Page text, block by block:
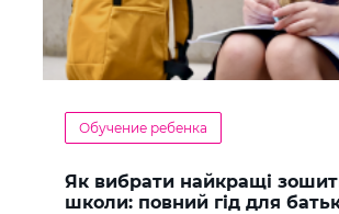
Обучение ребенка
Як вибрати найкращі
школи: повний гід для